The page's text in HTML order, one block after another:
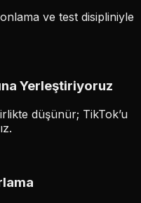
ve test disipliniyle
Yerleştiriyoruz
düşünür; TikTok’u